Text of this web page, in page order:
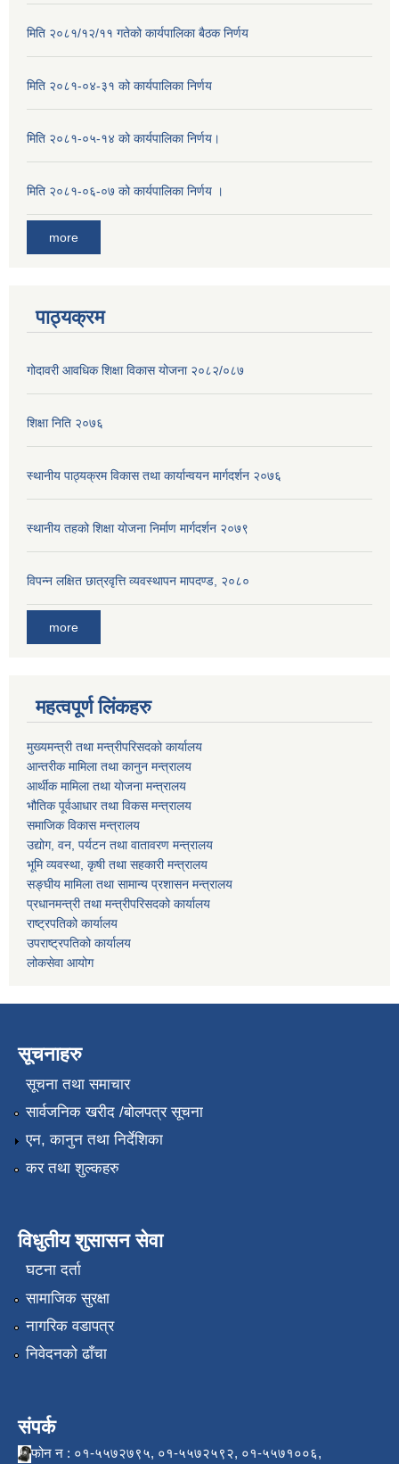
मिति २०८१/१२/११ गतेको कार्यपालिका बैठक निर्णय
मिति २०८१-०४-३१ को कार्यपालिका निर्णय
मिति २०८१-०५-१४ को कार्यपालिका निर्णय।
मिति २०८१-०६-०७ को कार्यपालिका निर्णय ।
more
पाठ्यक्रम
गोदावरी आवधिक शिक्षा विकास योजना २०८२/०८७
शिक्षा निति २०७६
स्थानीय पाठ्यक्रम विकास तथा कार्यान्वयन मार्गदर्शन २०७६
स्थानीय तहको शिक्षा योजना निर्माण मार्गदर्शन २०७९
विपन्न लक्षित छात्रवृत्ति व्यवस्थापन मापदण्ड, २०८०
more
महत्वपूर्ण लिंकहरु
मुख्यमन्त्री तथा मन्त्रीपरिसदको कार्यालय
आन्तरीक मामिला तथा कानुन मन्त्रालय
आर्थीक मामिला तथा योजना मन्त्रालय
भौतिक पूर्वआधार तथा विकस मन्त्रालय
समाजिक विकास मन्त्रालय
उद्योग, वन, पर्यटन तथा वातावरण मन्त्रालय
भूमि व्यवस्था, कृषी तथा सहकारी मन्त्रालय
सङ्घीय मामिला तथा सामान्य प्रशासन मन्त्रालय
प्रधानमन्त्री तथा मन्त्रीपरिसदको कार्यालय
राष्ट्रपतिको कार्यालय
उपराष्ट्रपतिको कार्यालय
लोकसेवा आयोग
सूचनाहरु
सूचना तथा समाचार
सार्वजनिक खरीद /बोलपत्र सूचना
एन, कानुन तथा निर्देशिका
कर तथा शुल्कहरु
विधुतीय शुसासन सेवा
घटना दर्ता
सामाजिक सुरक्षा
नागरिक वडापत्र
निवेदनको ढाँचा
संपर्क
फोन न : ०१-५५७२७९५, ०१-५५७२५९२, ०१-५५७१००६,